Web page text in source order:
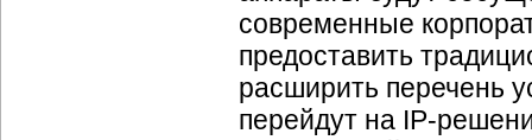
современные
предоставить
расширить перечень
перейдут на IP-